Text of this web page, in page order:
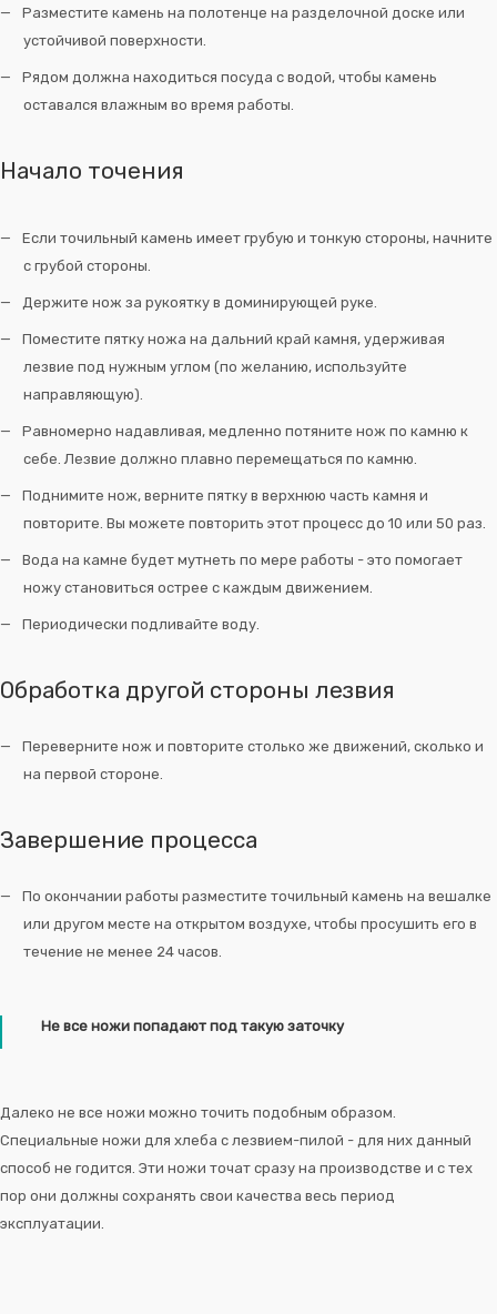
Разместите камень на полотенце на разделочной доске или
устойчивой поверхности.
Рядом должна находиться посуда с водой, чтобы камень
оставался влажным во время работы.
Начало точения
Если точильный камень имеет грубую и тонкую стороны, начните
с грубой стороны.
Держите нож за рукоятку в доминирующей руке.
Поместите пятку ножа на дальний край камня, удерживая
лезвие под нужным углом (по желанию, используйте
направляющую).
Равномерно надавливая, медленно потяните нож по камню к
себе. Лезвие должно плавно перемещаться по камню.
Поднимите нож, верните пятку в верхнюю часть камня и
повторите. Вы можете повторить этот процесс до 10 или 50 раз.
Вода на камне будет мутнеть по мере работы - это помогает
ножу становиться острее с каждым движением.
Периодически подливайте воду.
Обработка другой стороны лезвия
Переверните нож и повторите столько же движений, сколько и
на первой стороне.
Завершение процесса
По окончании работы разместите точильный камень на вешалке
или другом месте на открытом воздухе, чтобы просушить его в
течение не менее 24 часов.
Не все ножи попадают под такую заточку
Далеко не все ножи можно точить подобным образом.
Специальные ножи для хлеба с лезвием-пилой - для них данный
способ не годится. Эти ножи точат сразу на производстве и с тех
пор они должны сохранять свои качества весь период
эксплуатации.